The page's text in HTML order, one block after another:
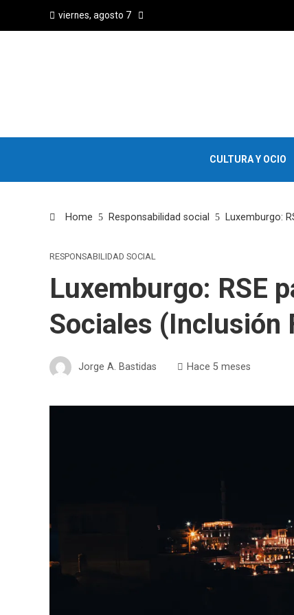
viernes, agosto 7
CULTURA Y OCIO
Home Responsabilidad social Luxemburgo:
RESPONSABILIDAD SOCIAL
Luxemburgo: RSE
Sociales (Inclusión
Jorge A. Bastidas Hace 5 meses